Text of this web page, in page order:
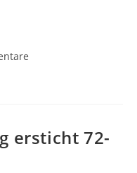
ersticht 72-